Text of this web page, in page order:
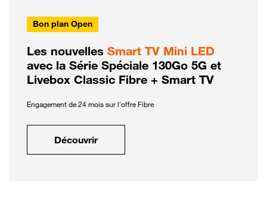
Bon plan Open
Les nouvelles Smart TV Mini LED
avec la Série Spéciale 130Go 5G et
Livebox Classic Fibre + Smart TV
Engagement de 24 mois sur l'offre Fibre
Découvrir